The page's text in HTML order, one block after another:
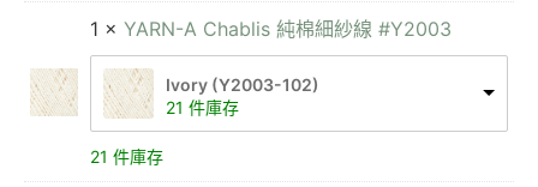
1 × YARN-A Chablis 純棉細紗線 #Y2003
Ivory (Y2003-102)
21 件庫存
21 件庫存